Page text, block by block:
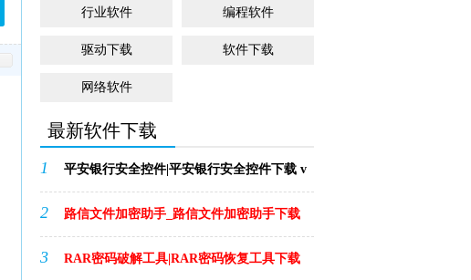
行业软件 编程软件
驱动下载 软件下载
网络软件
最新软件下载
1 平安银行安全控件|平安银行安全控件下载 v
2.4......
2 路信文件加密助手_路信文件加密助手下载
v1.0......
3 RAR密码破解工具|RAR密码恢复工具下载